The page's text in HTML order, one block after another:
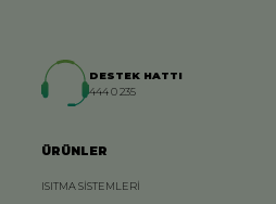
DESTEK HATTI
444 0 235
ÜRÜNLER
ISITMA SİSTEMLERİ